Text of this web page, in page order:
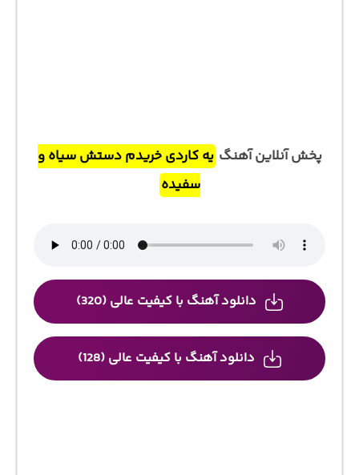
پخش آنلاین آهنگ یه کاردی خریدم دستش سیاه و
سفیده
دانلود آهنگ با کیفیت عالی (320)
دانلود آهنگ با کیفیت عالی (128)